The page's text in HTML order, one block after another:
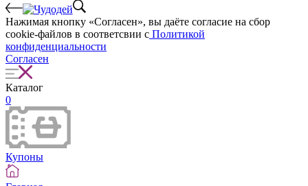
Нажимая кнопку «Согласен», вы даёте cогласие на сбор
cookie-файлов в соответсвии с Политикой
конфиденциальности
Согласен
Каталог
0
Купоны